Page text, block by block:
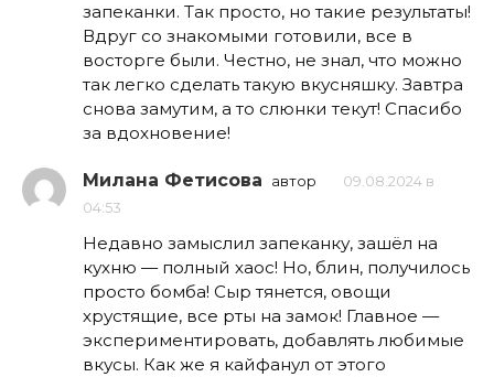
запеканки. Так просто, но такие результаты!
Вдруг со знакомыми готовили, все в
восторге были. Честно, не знал, что можно
так легко сделать такую вкусняшку. Завтра
снова замутим, а то слюнки текут! Спасибо
за вдохновение!
Милана Фетисова автор
09.08.2024 в
04:53
Недавно замыслил запеканку, зашёл на
кухню — полный хаос! Но, блин, получилось
просто бомба! Сыр тянется, овощи
хрустящие, все рты на замок! Главное —
экспериментировать, добавлять любимые
вкусы. Как же я кайфанул от этого